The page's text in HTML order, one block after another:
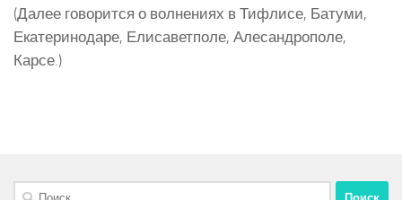
(Далее говорится о волнениях в Тифлисе, Батуми,
Екатеринодаре, Елисаветполе, Алесандрополе,
Карсе.)
Найти: